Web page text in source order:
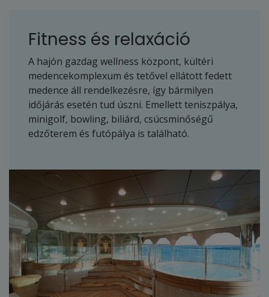
Fitness és relaxáció
A hajón gazdag wellness központ, kültéri
medencekomplexum és tetővel ellátott fedett
medence áll rendelkezésre, így bármilyen
időjárás esetén tud úszni. Emellett teniszpálya,
minigolf, bowling, biliárd, csúcsminőségű
edzőterem és futópálya is található.